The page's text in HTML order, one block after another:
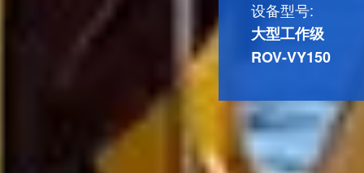
设备型号:
大型工作级
ROV-VY150